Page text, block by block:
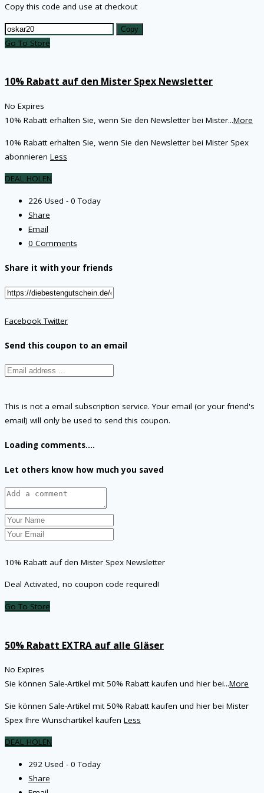
Copy this code and use at checkout
Copy
Go To Store
10% Rabatt auf den Mister Spex Newsletter
No Expires
10% Rabatt erhalten Sie, wenn Sie den Newsletter bei Mister...More
10% Rabatt erhalten Sie, wenn Sie den Newsletter bei Mister Spex
abonnieren Less
DEAL HOLEN
226 Used - 0 Today
Share
Email
0 Comments
Share it with your friends
FacebookTwitter
Send this coupon to an email
This is not a email subscription service. Your email (or your friend's
email) will only be used to send this coupon.
Loading comments....
Let others know how much you saved
10% Rabatt auf den Mister Spex Newsletter
Deal Activated, no coupon code required!
Go To Store
50% Rabatt EXTRA auf alle Gläser
No Expires
Sie können Sale-Artikel mit 50% Rabatt kaufen und hier bei...More
Sie können Sale-Artikel mit 50% Rabatt kaufen und hier bei Mister
Spex Ihre Wunschartikel kaufen Less
DEAL HOLEN
292 Used - 0 Today
Share